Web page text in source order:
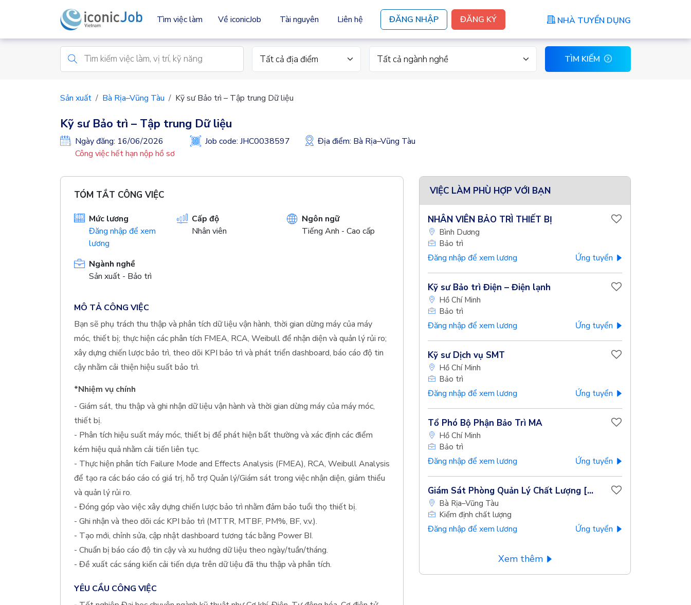
ĐĂNG NHẬP ĐĂNG KÝ NHÀ TUYỂN DỤNG
Tìm việc làm Về iconicJob Tài nguyên Liên hệ
Tất cả địa điểm Tất cả ngành nghề TÌM KIẾM
Sản xuất Bà Rịa–Vũng Tàu Kỹ sư Bảo trì – Tập trung Dữ liệu
Kỹ sư Bảo trì – Tập trung Dữ liệu
Ngày đăng: 16/06/2026
Công việc hết hạn nộp hồ sơ
Job code: JHC0038597 Địa điểm: Bà Rịa–Vũng Tàu
TÓM TẮT CÔNG VIỆC
Mức lương
Đăng nhập để xem
lương
Cấp độ
Nhân viên
Ngôn ngữ
Tiếng Anh - Cao cấp
Ngành nghề
Sản xuất - Bảo trì
MÔ TẢ CÔNG VIỆC
Bạn sẽ phụ trách thu thập và phân tích dữ liệu vận hành, thời gian dừng máy của máy
móc, thiết bị; thực hiện các phân tích FMEA, RCA, Weibull để nhận diện và quản lý rủi ro;
xây dựng chiến lược bảo trì, theo dõi KPI bảo trì và phát triển dashboard, báo cáo độ tin
cậy nhằm cải thiện hiệu suất bảo trì.
*Nhiệm vụ chính
- Giám sát, thu thập và ghi nhận dữ liệu vận hành và thời gian dừng máy của máy móc,
thiết bị.
- Phân tích hiệu suất máy móc, thiết bị để phát hiện bất thường và xác định các điểm
kém hiệu quả nhằm cải tiến liên tục.
- Thực hiện phân tích Failure Mode and Effects Analysis (FMEA), RCA, Weibull Analysis
để tạo ra các báo cáo có giá trị, hỗ trợ Quản lý/Giám sát trong việc nhận diện, giảm thiểu
và quản lý rủi ro.
- Đóng góp vào việc xây dựng chiến lược bảo trì nhằm đảm bảo tuổi thọ thiết bị.
- Ghi nhận và theo dõi các KPI bảo trì (MTTR, MTBF, PM%, BF, v.v.).
- Tạo mới, chỉnh sửa, cập nhật dashboard tương tác bằng Power BI.
- Chuẩn bị báo cáo độ tin cậy và xu hướng dữ liệu theo ngày/tuần/tháng.
- Đề xuất các sáng kiến cải tiến dựa trên dữ liệu đã thu thập và phân tích.
YÊU CẦU CÔNG VIỆC
VIỆC LÀM PHÙ HỢP VỚI BẠN
NHÂN VIÊN BẢO TRÌ THIẾT BỊ
Bình Dương
Bảo trì
Đăng nhập để xem lương Ứng tuyển
Kỹ sư Bảo trì Điện – Điện lạnh
Hồ Chí Minh
Bảo trì
Đăng nhập để xem lương Ứng tuyển
Kỹ sư Dịch vụ SMT
Hồ Chí Minh
Bảo trì
Đăng nhập để xem lương Ứng tuyển
Tổ Phó Bộ Phận Bảo Trì MA
Hồ Chí Minh
Bảo trì
Đăng nhập để xem lương Ứng tuyển
Giám Sát Phòng Quản Lý Chất Lượng [...
Bà Rịa–Vũng Tàu
Kiểm định chất lượng
Đăng nhập để xem lương Ứng tuyển
Xem thêm